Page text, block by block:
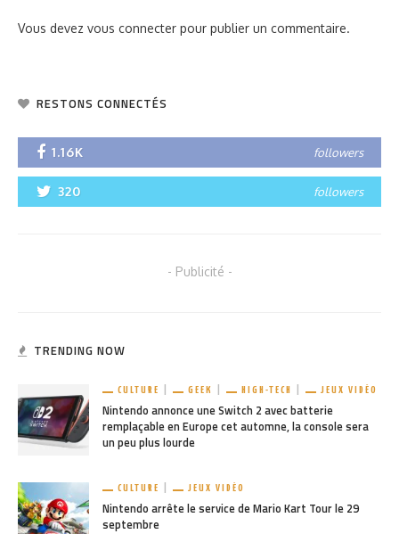
Vous devez vous connecter pour publier un commentaire.
RESTONS CONNECTÉS
1.16K followers
320 followers
- Publicité -
TRENDING NOW
CULTURE GEEK HIGH-TECH JEUX VIDÉO
Nintendo annonce une Switch 2 avec batterie
remplaçable en Europe cet automne, la console sera
un peu plus lourde
CULTURE JEUX VIDÉO
Nintendo arrête le service de Mario Kart Tour le 29
septembre